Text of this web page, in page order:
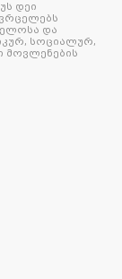
დეი
და
სოციალურ,
მოვლენების